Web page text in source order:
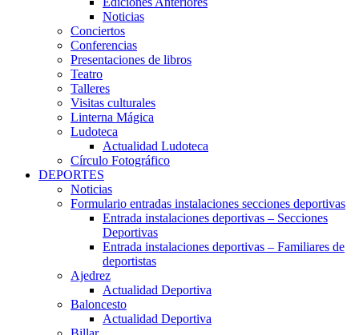
Noticias
Conciertos
Conferencias
Presentaciones de libros
Teatro
Talleres
Visitas culturales
Linterna Mágica
Ludoteca
Actualidad Ludoteca
Círculo Fotográfico
DEPORTES
Noticias
Formulario entradas instalaciones secciones deportivas
Entrada instalaciones deportivas – Secciones
Deportivas
Entrada instalaciones deportivas – Familiares de
deportistas
Ajedrez
Actualidad Deportiva
Baloncesto
Actualidad Deportiva